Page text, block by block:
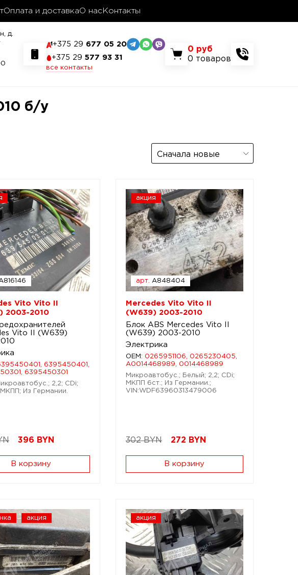
Оплата и доставкаО нас Контакты
д.
+375 29 677 05 20
+375 29 577 93 31
все контакты
0 руб
0 товаров
б/у
Сначала новые
Vito Vito II
2003-2010
Vito II (W639)
6395450401,
6395450301
2,2; CDi;
Из Германии.
396 BYN
В корзину
акция
арт. A848404
Mercedes Vito Vito II
(W639) 2003-2010
Блок ABS Mercedes Vito II
(W639) 2003-2010
Электрика
OEM: 0265951106, 0265230405,
A0014468989, 0014468989
Микроавтобус.; Белый; 2,2; CDi;
МКПП 6ст.; Из Германии.;
VIN:WDF63960313479006
302 BYN 272 BYN
В корзину
акция акция